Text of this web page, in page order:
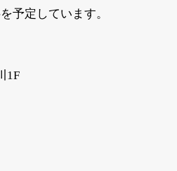
定しています。
1F